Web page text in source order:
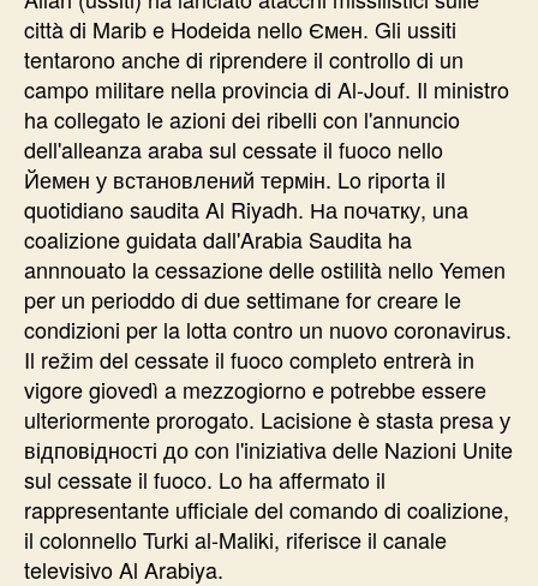
città di Marib e Hodeida nello Ємен. Gli ussiti
tentarono anche di riprendere il controllo di un
campo militare nella provincia di Al-Jouf. Il ministro
ha collegato le azioni dei ribelli con l'annuncio
dell'alleanza araba sul cessate il fuoco nello
Йемен у встановлений термін. Lo riporta il
quotidiano saudita Al Riyadh. На початку, una
coalizione guidata dall'Arabia Saudita ha
annnouato la cessazione delle ostilità nello Yemen
per un perioddo di due settimane for creare le
condizioni per la lotta contro un nuovo coronavirus.
Il režim del cessate il fuoco completo entrerà in
vigore giovedì a mezzogiorno e potrebbe essere
ulteriormente prorogato. Lacisione è stasta presa у
відповідності до con l'iniziativa delle Nazioni Unite
sul cessate il fuoco. Lo ha affermato il
rappresentante ufficiale del comando di coalizione,
il colonnello Turki al-Maliki, riferisce il canale
televisivo Al Arabiya.